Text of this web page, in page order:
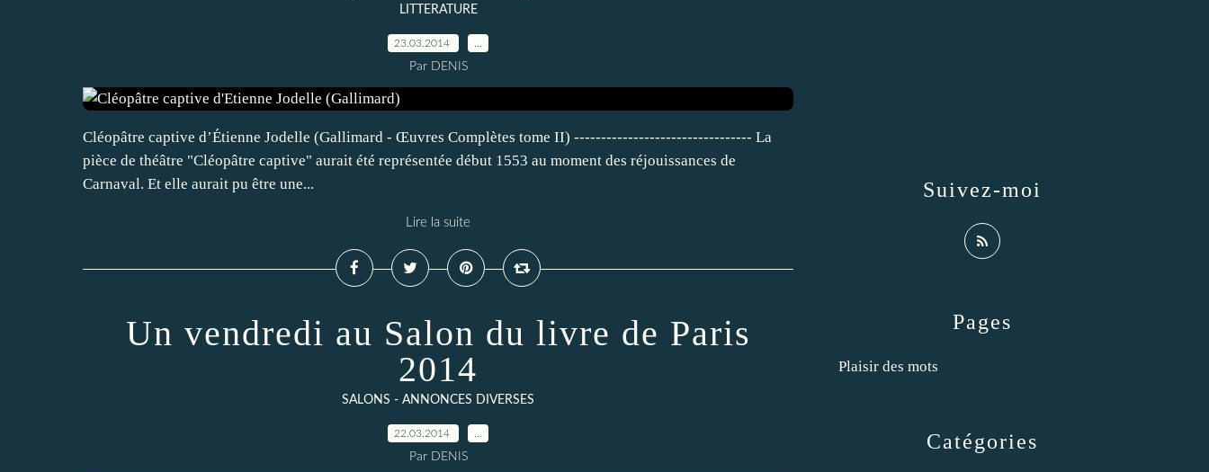
LITTERATURE
23.03.2014
Par DENIS
Cléopâtre captive d’Étienne Jodelle (Gallimard - Œuvres Complètes tome II) --------------------------------- La
pièce de théâtre "Cléopâtre captive" aurait été représentée début 1553 au moment des réjouissances de
Carnaval. Et elle aurait pu être une...
Lire la suite
Un vendredi au Salon du livre de Paris
2014
SALONS - ANNONCES DIVERSES
22.03.2014
Par DENIS
Catégories
Pages
Plaisir des mots
Suivez-moi